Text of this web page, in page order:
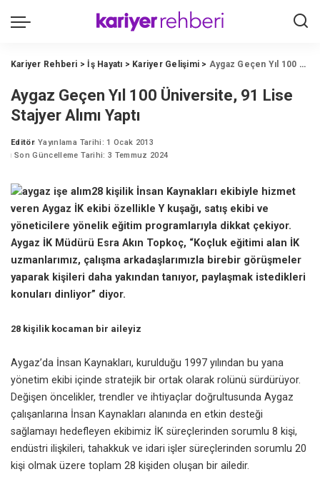
Kariyer Rehberi > İş Hayatı > Kariyer Gelişimi > Aygaz Geçen Yıl 100 Üniversite, 91 Lise Stajyer Alımı Yaptı
Aygaz Geçen Yıl 100 Üniversite, 91 Lise
Stajyer Alımı Yaptı
Posted
by
Editör Yayınlama Tarihi: 1 Ocak 2013
Son Güncelleme Tarihi: 3 Temmuz 2024
28 kişilik İnsan Kaynakları ekibiyle hizmet
veren Aygaz İK ekibi özellikle Y kuşağı, satış ekibi ve
yöneticilere yönelik eğitim programlarıyla dikkat çekiyor.
Aygaz İK Müdürü Esra Akın Topkoç, “Koçluk eğitimi alan İK
uzmanlarımız, çalışma arkadaşlarımızla birebir görüşmeler
yaparak kişileri daha yakından tanıyor, paylaşmak istedikleri
konuları dinliyor” diyor.
28 kişilik kocaman bir aileyiz
Aygaz’da İnsan Kaynakları, kurulduğu 1997 yılından bu yana
yönetim ekibi içinde stratejik bir ortak olarak rolünü sürdürüyor.
Değişen öncelikler, trendler ve ihtiyaçlar doğrultusunda Aygaz
çalışanlarına İnsan Kaynakları alanında en etkin desteği
sağlamayı hedefleyen ekibimiz İK süreçlerinden sorumlu 8 kişi,
endüstri ilişkileri, tahakkuk ve idari işler süreçlerinden sorumlu 20
kişi olmak üzere toplam 28 kişiden oluşan bir ailedir.